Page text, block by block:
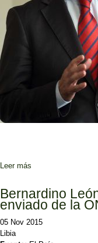
Leer más
Bernardino
enviado de la
05 Nov 2015
Libia